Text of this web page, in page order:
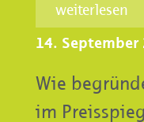
weiterlesen
14. September
Wie
im